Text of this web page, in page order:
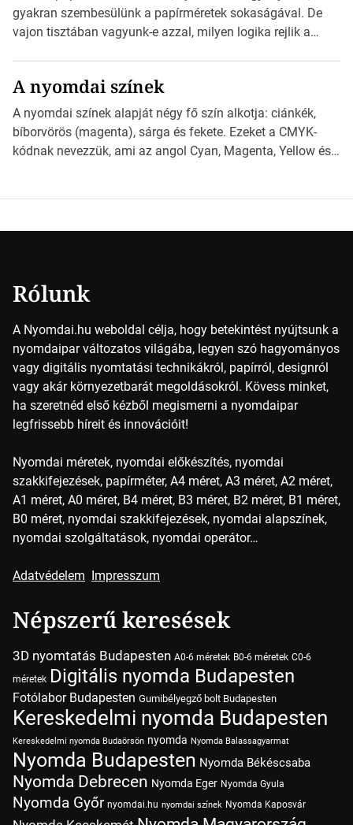
nyomdai előkészítést!Nehogy az elkészült munka után
derüljön ki, hogy valamit másképp kellett volna csinálni! […]
gyakran szembesülünk a papírméretek sokaságával. De
vajon tisztában vagyunk-e azzal, milyen logika rejlik a
*Hirdetés Ebben a cikkben a papírméretek izgalmas
világába kalauzolunk el téged, hogy jobban megértsd,
milyen szempontok alapján érdemes választanod a
jövőben. Bevezetés a papírméretek világába A […]
A nyomdai színek
A nyomdai színek alapját négy fő szín alkotja: ciánkék,
bíborvörös (magenta), sárga és fekete. Ezeket a CMYK-
kódnak nevezzük, ami az angol Cyan, Magenta, Yellow és
Rólunk
A Nyomdai.hu weboldal célja, hogy betekintést nyújtsunk a
nyomdaipar változatos világába, legyen szó hagyományos
vagy digitális nyomtatási technikákról, papírról, designról
vagy akár környezetbarát megoldásokról. Kövess minket,
ha szeretnéd első kézből megismerni a nyomdaipar
legfrissebb híreit és innovációit!
Nyomdai méretek, nyomdai előkészítés, nyomdai
szakkifejezések, papírméter, A4 méret, A3 méret, A2 méret,
A1 méret, A0 méret, B4 méret, B3 méret, B2 méret, B1 méret,
B0 méret, nyomdai szakkifejezések, nyomdai alapszínek,
nyomdai szolgáltatások, nyomdai operátor…
Adatvédelem Impresszum
Népszerű keresések
3D nyomtatás Budapesten A0-6 méretek B0-6 méretek C0-6
méretek Digitális nyomda Budapesten
Fotólabor Budapesten Gumibélyegző bolt Budapesten
Kereskedelmi nyomda Budapesten
Kereskedelmi nyomda Budaörsön nyomda Nyomda Balassagyarmat
Nyomda Budapesten Nyomda Békéscsaba
Nyomda Debrecen Nyomda Eger Nyomda Gyula
Nyomda Győr nyomdai.hu nyomdai színek Nyomda Kaposvár